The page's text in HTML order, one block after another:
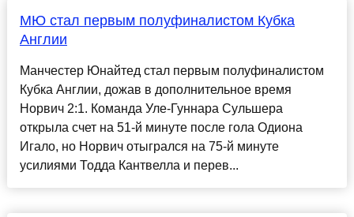
МЮ стал первым полуфиналистом Кубка
Англии
Манчестер Юнайтед стал первым полуфиналистом
Кубка Англии, дожав в дополнительное время
Норвич 2:1. Команда Уле-Гуннара Сульшера
открыла счет на 51-й минуте после гола Одиона
Игало, но Норвич отыгрался на 75-й минуте
усилиями Тодда Кантвелла и перев...